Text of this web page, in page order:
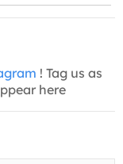
! Tag us as
here